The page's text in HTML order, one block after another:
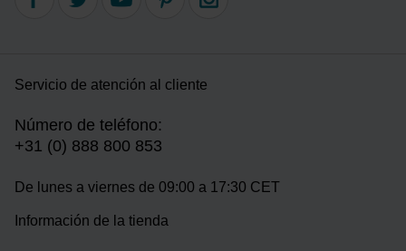
Servicio de atención al cliente
Número de teléfono:
+31 (0) 888 800 853
De lunes a viernes de 09:00 a 17:30 CET
Información de la tienda